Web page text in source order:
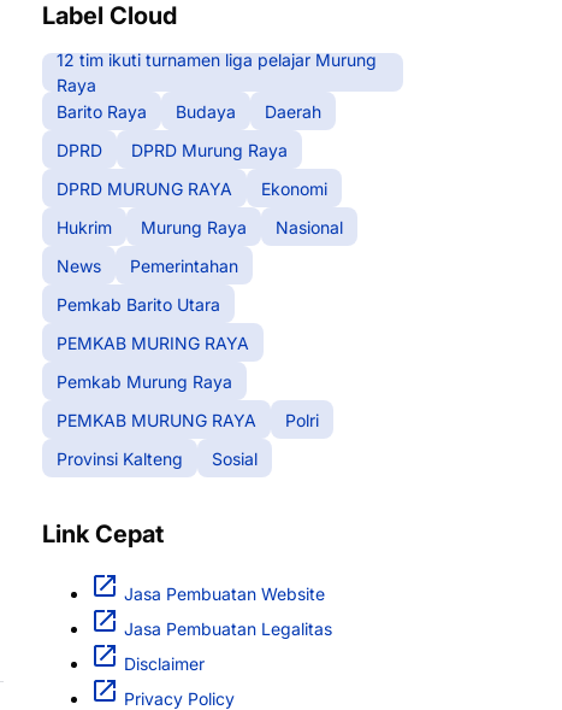
Label Cloud
12 tim ikuti turnamen liga pelajar Murung
Raya
Barito Raya
Budaya
Daerah
DPRD
DPRD Murung Raya
DPRD MURUNG RAYA
Ekonomi
Hukrim
Murung Raya
Nasional
News
Pemerintahan
Pemkab Barito Utara
PEMKAB MURING RAYA
Pemkab Murung Raya
PEMKAB MURUNG RAYA
Polri
Provinsi Kalteng
Sosial
Link Cepat
Jasa Pembuatan Website
Jasa Pembuatan Legalitas
Disclaimer
Privacy Policy